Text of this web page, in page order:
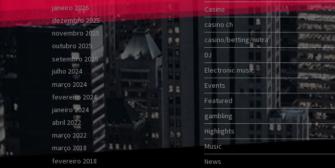
janeiro 2026
dezembro 2025
novembro 2025
outubro 2025
setembro 2025
julho 2024
março 2024
fevereiro 2024
janeiro 2024
abril 2022
março 2022
março 2018
fevereiro 2018
Casino
casino ch
casino/betting/nutra
DJ
Electronic music
Events
Featured
gambling
Highlights
Music
News